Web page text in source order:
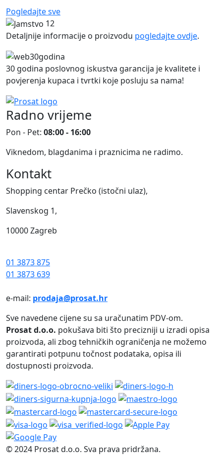
Pogledajte sve
12
Detaljnije informacije o proizvodu pogledajte ovdje.
30 godina poslovnog iskustva garancija je kvalitete i
povjerenja kupaca i tvrtki koje posluju sa nama!
Radno vrijeme
Pon - Pet: 08:00 - 16:00
Viknedom, blagdanima i praznicima ne radimo.
Kontakt
Shopping centar Prečko (istočni ulaz),
Slavenskog 1,
10000 Zagreb
01 3873 875
01 3873 639
e-mail: prodaja@prosat.hr
Sve navedene cijene su sa uračunatim PDV-om.
Prosat d.o.o. pokušava biti što precizniji u izradi opisa
proizvoda, ali zbog tehničkih ograničenja ne možemo
garantirati potpunu točnost podataka, opisa ili
dostupnosti proizvoda.
© 2024 Prosat d.o.o. Sva prava pridržana.